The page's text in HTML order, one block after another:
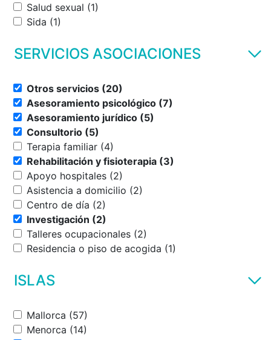
Salud sexual (1)
Sida (1)
SERVICIOS ASOCIACIONES
Otros servicios (20)
Asesoramiento psicológico (7)
Asesoramiento jurídico (5)
Consultorio (5)
Terapia familiar (4)
Rehabilitación y fisioterapia (3)
Apoyo hospitales (2)
Asistencia a domicilio (2)
Centro de día (2)
Investigación (2)
Talleres ocupacionales (2)
Residencia o piso de acogida (1)
ISLAS
Mallorca (57)
Menorca (14)